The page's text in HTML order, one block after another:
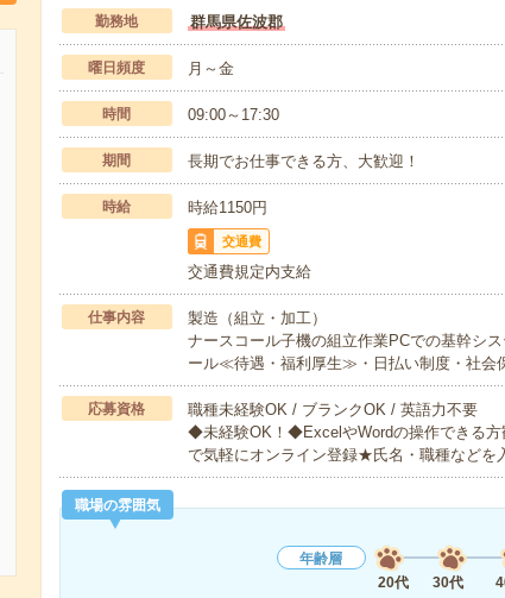
勤務地 群馬県佐波郡
曜日頻度 月～金
時間 09:00～17:30
期間 長期でお仕事できる方、大歓迎！
時給 時給1150円
交通費
交通費規定内支給
仕事内容
製造（組立・加工）
ナースコール子機の組立作業PCでの基幹シ
ール≪待遇・福利厚生≫・日払い制度・社会
応募資格
職種未経験OK / ブランクOK / 英語力不要
◆未経験OK！◆ExcelやWordの操作できる方
で気軽にオンライン登録★氏名・職種などを
職場の雰囲気
年齢層
20代
30代